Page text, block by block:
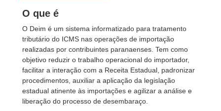
O que é
O Deim é um sistema informatizado para tratamento
tributário do ICMS nas operações de importação
realizadas por contribuintes paranaenses. Tem como
objetivo reduzir o trabalho operacional do importador,
facilitar a interação com a Receita Estadual, padronizar
procedimentos, auxiliar a aplicação da legislação
estadual atinente às importações e agilizar a análise e
liberação do processo de desembaraço.